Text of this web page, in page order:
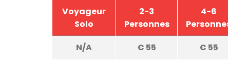
Voyageur
Solo
2-3
Personnes
4-6
N/A
€ 55 € 55